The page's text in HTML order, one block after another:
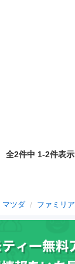
全2件中 1-2件表示
マツダ ファミリア